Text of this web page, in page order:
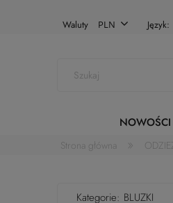
Waluty Język:
NOWOŚCI
Strona główna » ODZIEŻ
Kategorie: BLUZKI